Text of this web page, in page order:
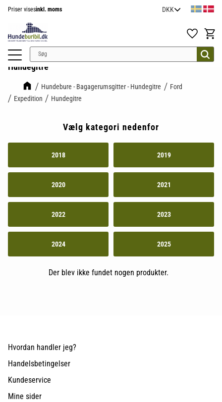
Priser visesinkl. moms
Favoritter
Hundegitre
Hundebure - Bagagerumsgitter - Hundegitre
Ford
Expedition
Hundegitre
Vælg kategori nedenfor
2018 2019
2020 2021
2022 2023
2024 2025
Der blev ikke fundet nogen produkter.
Hvordan handler jeg?
Handelsbetingelser
Kundeservice
Mine sider